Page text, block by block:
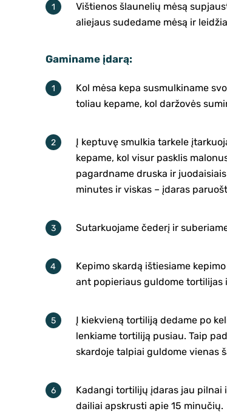
Vištienos šlaunelių mėsą
aliejaus sudedame mėsą ir
Gaminame įdarą:
Kol mėsa kepa susmulkiname
toliau kepame, kol daržovės
Į keptuvę smulkia tarkele
kepame, kol visur pasklis
pagardname druska ir
minutes ir viskas – įdaras
Sutarkuojame čederį ir
Kepimo skardą ištiesiame
ant popieriaus guldome tortilijas
Į kiekvieną tortiliją dedame po
lenkiame tortiliją pusiau. Taip
skardoje talpiai guldome vienas
Kadangi tortilijų įdaras jau pilnai
dailiai apskrusti apie 15 minučių.